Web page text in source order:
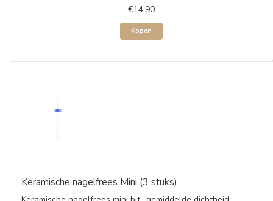
€14,90
Kopen
Keramische nagelfrees Mini (3 stuks)